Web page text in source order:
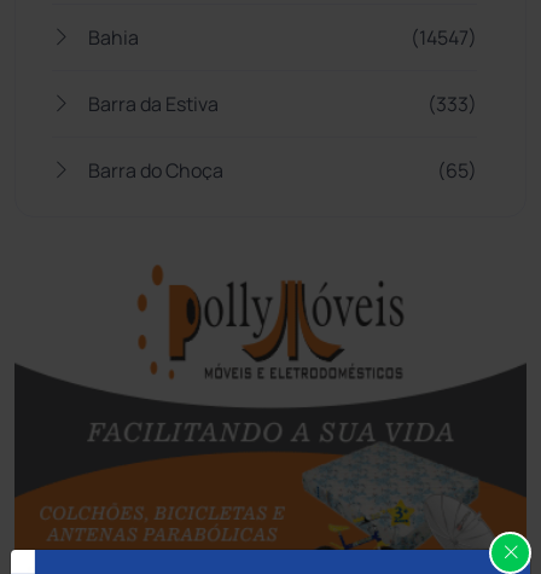
Bahia (14547)
Barra da Estiva (333)
Barra do Choça (65)
Bom Jesus da Lapa
Boquira
Botuporã (73)
Brasil (7681)